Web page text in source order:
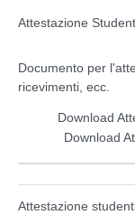
Attestazione
Documento per
ricevimenti, ecc.
Download
Download
Attestazione